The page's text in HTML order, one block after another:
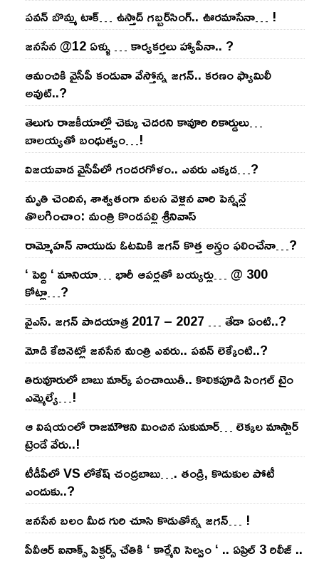
ప‌వ‌న్ బొమ్మ టాక్‌… ఉస్తాద్ గ‌బ్బ‌ర్‌సింగ్‌.. ఊర‌మాసేనా… !
జనసేన @12 ఏళ్ళు … కార్యకర్తలు హ్యాపీనా.. ?
ఆమంచికి వైసీపీ కండువా వేస్తోన్న జ‌గ‌న్‌.. క‌ర‌ణం ఫ్యామిలీ
అవుట్‌..?
తెలుగు రాజ‌కీయాల్లో చెక్కు చెద‌ర‌ని కావూరి రికార్డులు…
బాల‌య్యతో బంధుత్వం…!
విజ‌య‌వాడ వైసీపీలో గంద‌ర‌గోళం.. ఎవ‌రు ఎక్క‌డ‌…?
మృతి చెందిన, శాశ్వతంగా వలస వెళ్లిన వారి పెన్ష‌న్లే
తొల‌గించాం: మంత్రి కొండపల్లి శ్రీనివాస్
రామ్మోహ‌న్ నాయుడు ఓట‌మికి జ‌గ‌న్ కొత్త అస్త్రం ఫ‌లించేనా…?
‘ పెద్ది ‘ మానియా… భారీ ఆప‌ర్ల‌తో బ‌య్య‌ర్లు… @ 300
కోట్లా…?
వైఎస్‌. జ‌గ‌న్ పాద‌యాత్ర 2017 – 2027 … తేడా ఏంటి..?
మోడి కేబినెట్లో జ‌నసేన మంత్రి ఎవ‌రు.. ప‌వ‌న్ లెక్కేంటి..?
తిరువూరులో బాబు మార్క్ పంచాయితీ.. కొలిక‌పూడి సింగ‌ల్ టైం
ఎమ్మెల్యే…!
ఆ విష‌యంలో రాజ‌మౌళిని మించిన సుకుమార్‌… లెక్క‌ల మాస్టార్
ట్రెండే వేరు..!
టీడీపీలో VS లోకేష్ చంద్ర‌బాబు…. తండ్రి, కొడుకుల పోటీ
ఎందుకు..?
జ‌న‌సేన బ‌లం మీద గురి చూసి కొడుతోన్న జ‌గ‌న్‌… !
పీవీఆర్ ఐనాక్స్ పిక్చర్స్ చేతికి ‘ కార్మేని సెల్వం ‘ .. ఏప్రిల్ 3 రిలీజ్ ..